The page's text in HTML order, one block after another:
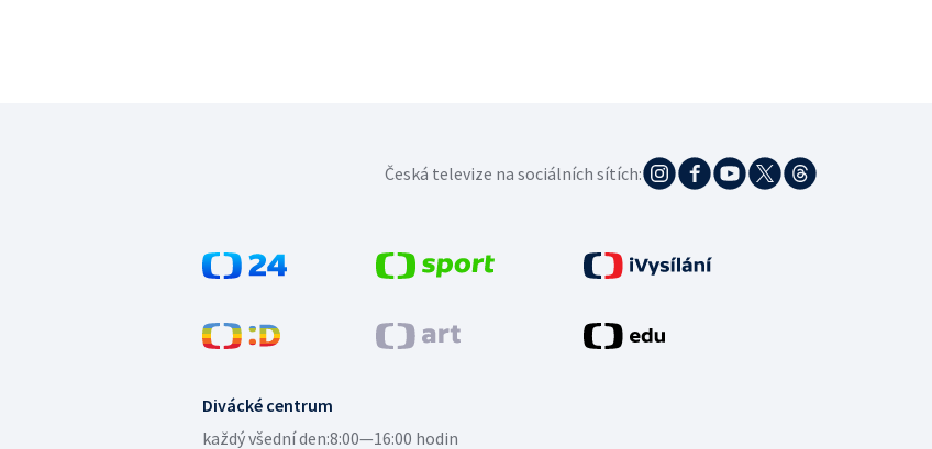
Divácké centrum
každý všední den:8:00—16:00 hodin
Česká televize na sociálních sítích: